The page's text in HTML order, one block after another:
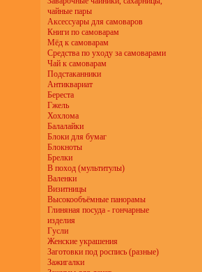
чайные пары
Аксессуары для самоваров
Книги по самоварам
Мёд к самоварам
Средства по уходу за самоварами
Чай к самоварам
Подстаканники
Антиквариат
Береста
Гжель
Хохлома
Балалайки
Блоки для бумаг
Блокноты
Брелки
В поход (мультитулы)
Валенки
Визитницы
Высокообъёмные панорамы
Глиняная посуда - гончарные
изделия
Гусли
Женские украшения
Заготовки под роспись (разные)
Зажигалки